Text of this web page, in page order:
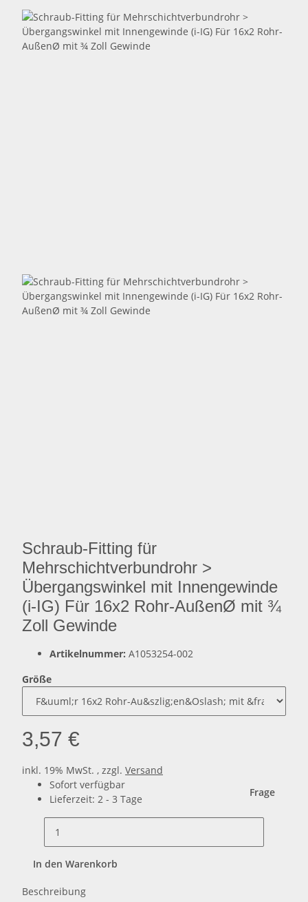
Schraub-Fitting für
Mehrschichtverbundrohr >
Übergangswinkel mit Innengewinde
(i-IG) Für 16x2 Rohr-AußenØ mit ¾
Zoll Gewinde
Artikelnummer: A1053254-002
Größe
3,57 €
inkl. 19% MwSt. , zzgl. Versand
Sofort verfügbar
Lieferzeit: 2 - 3 Tage
Frage
In den Warenkorb
Beschreibung